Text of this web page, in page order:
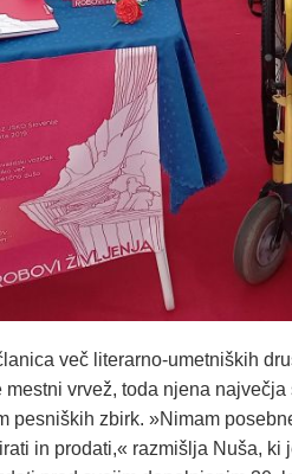
več literarno-umetniških
vrvež, toda njena
pesniških zbirk. »Nimam
in prodati,« razmišlja Nuša,